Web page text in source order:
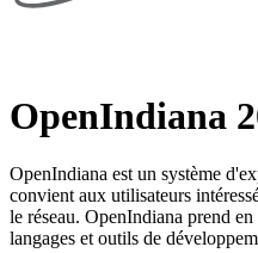
OpenIndiana
OpenIndiana est un système
convient aux utilisateurs
le réseau. OpenIndiana prend
langages et outils de